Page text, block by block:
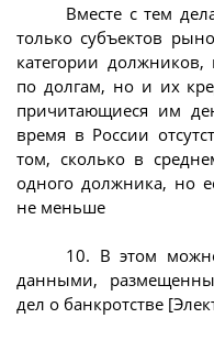
Вместе с тем
только субъектов
категории должников,
по долгам, но и их
причитающиеся им
время в России
том, сколько в
одного должника, но
не меньше
10. В этом
данными,
дел о банкротстве